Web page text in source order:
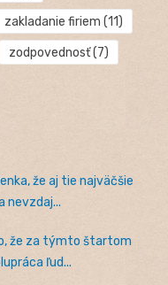
zakladanie firiem (11)
zodpovednosť(7)
že aj tie najväčšie
nevzdaj...
že za týmto štartom
ľud...